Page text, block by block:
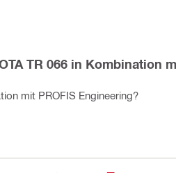
TR 066 in Kombination
mit PROFIS Engineering?